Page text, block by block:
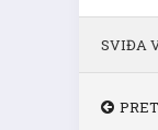
SVIĐA